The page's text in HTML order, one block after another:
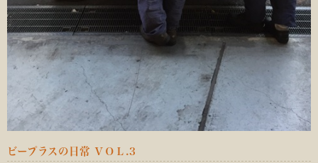
ビープラスの日常 ＶＯＬ.3